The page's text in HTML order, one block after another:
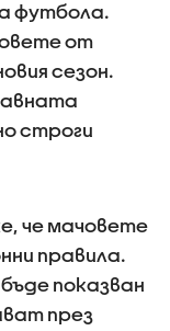
футбола.
от
сезон.
строги
че мачовете
правила.
показван
през